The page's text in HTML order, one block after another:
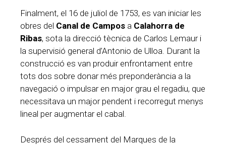
Finalment, el 16 de juliol de 1753, es van iniciar les
obres del Canal de Campos a Calahorra de
Ribas, sota la direcció tècnica de Carlos Lemaur i
la supervisió general d’Antonio de Ulloa. Durant la
construcció es van produir enfrontament entre
tots dos sobre donar més preponderància a la
navegació o impulsar en major grau el regadiu, que
necessitava un major pendent i recorregut menys
lineal per augmentar el cabal.
Després del cessament del Marques de la